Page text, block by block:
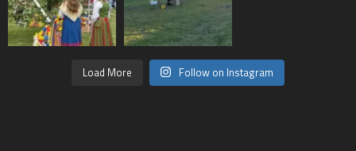
Load More Follow on Instagram